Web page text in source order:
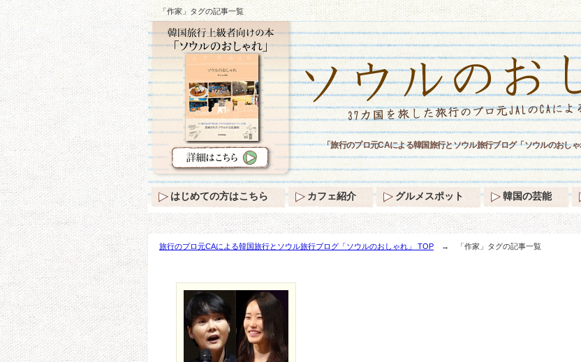
「作家」タグの記事一覧
旅行のプロ元CAによる韓国旅行とソウル旅行ブログ「ソウルのおしゃれ」 TOP → 「作家」タグの記事一覧
「旅行のプロ元CAによる韓国旅行とソウル旅行ブログ「ソウルのおし
はじめての方はこちら カフェ紹介 グルメスポット 韓国の芸能